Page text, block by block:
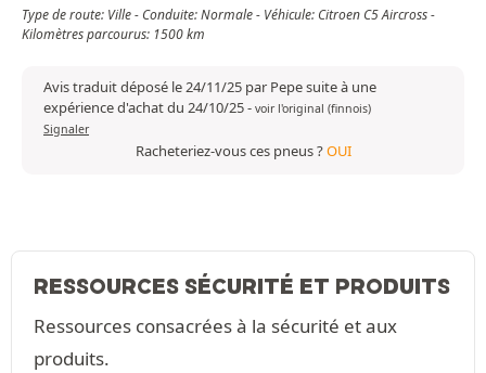
Type de route: Ville - Conduite: Normale - Véhicule: Citroen C5 Aircross -
Kilomètres parcourus: 1500 km
Avis traduit déposé le 24/11/25 par Pepe suite à une
expérience d'achat du 24/10/25- voir l'original (finnois)
Signaler
Racheteriez-vous ces pneus ?OUI
RESSOURCES SÉCURITÉ ET PRODUITS
Ressources consacrées à la sécurité et aux
produits.